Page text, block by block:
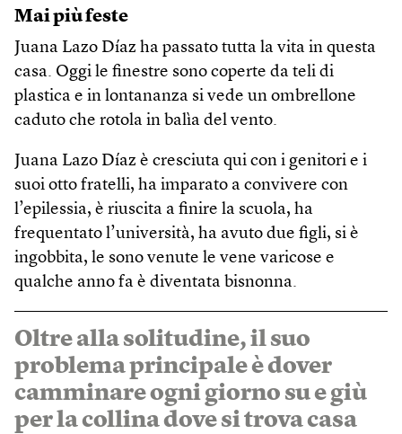
Mai più feste
Juana Lazo Díaz ha passato tutta la vita in questa
casa. Oggi le finestre sono coperte da teli di
plastica e in lontananza si vede un ombrellone
caduto che rotola in balìa del vento.
Juana Lazo Díaz è cresciuta qui con i genitori e i
suoi otto fratelli, ha imparato a convivere con
l’epilessia, è riuscita a finire la scuola, ha
frequentato l’università, ha avuto due figli, si è
ingobbita, le sono venute le vene varicose e
qualche anno fa è diventata bisnonna.
Oltre alla solitudine, il suo
problema principale è dover
camminare ogni giorno su e giù
per la collina dove si trova casa